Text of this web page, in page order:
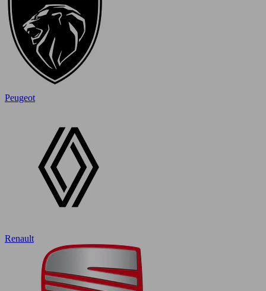
Peugeot
Renault